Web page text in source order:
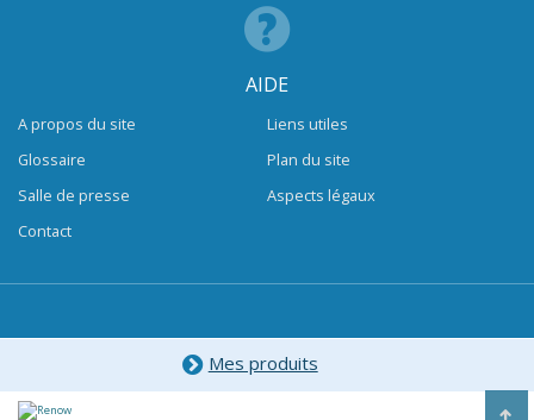
AIDE
A propos du site
Glossaire
Salle de presse
Contact
Liens utiles
Plan du site
Aspects légaux
Mes produits